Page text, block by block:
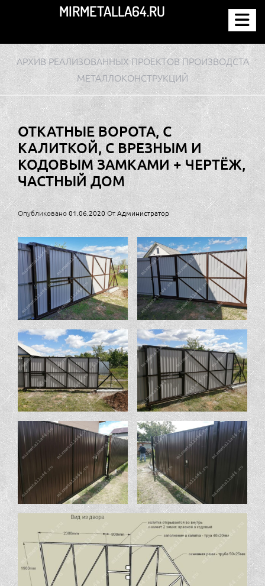
содержимому
MIRMETALLA64.RU
АРХИВ РЕАЛИЗОВАННЫХ ПРОЕКТОВ ПРОИЗВОДСТА
МЕТАЛЛОКОНСТРУКЦИЙ
ОТКАТНЫЕ ВОРОТА, С
КАЛИТКОЙ, С ВРЕЗНЫМ И
КОДОВЫМ ЗАМКАМИ + ЧЕРТЁЖ,
ЧАСТНЫЙ ДОМ
Опубликовано01.06.2020 ОтАдминистратор